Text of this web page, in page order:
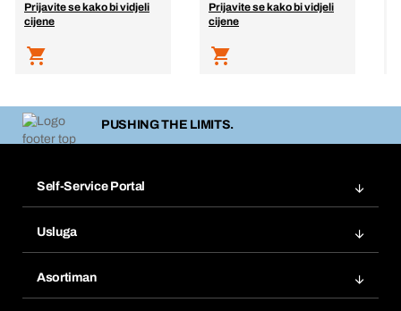
Prijavite se kako bi vidjeli
cijene
Prijavite se kako bi vidjeli
cijene
PUSHING THE LIMITS.
Self-Service Portal
Popisi želja
Ponovno naručivanje
Usluga
Asortiman